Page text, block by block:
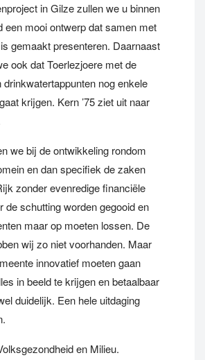
in Gilze zullen we u binnen
een mooi ontwerp dat samen met
gemaakt presenteren. Daarnaast
ook dat Toerlezjoere met de
drinkwatertappunten nog enkele
krijgen. Kern ’75 ziet uit naar
we bij de ontwikkeling rondom
en dan specifiek de zaken
zonder evenredige financiële
de schutting worden gegooid en
maar op moeten lossen. De
wij zo niet voorhanden. Maar
innovatief moeten gaan
in beeld te krijgen en betaalbaar
duidelijk. Een hele uitdaging
en Milieu.